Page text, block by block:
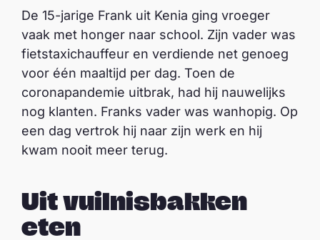
De 15-jarige Frank uit Kenia ging vroeger
vaak met honger naar school. Zijn vader was
fietstaxichauffeur en verdiende net genoeg
voor één maaltijd per dag. Toen de
coronapandemie uitbrak, had hij nauwelijks
nog klanten. Franks vader was wanhopig. Op
een dag vertrok hij naar zijn werk en hij
kwam nooit meer terug.
Uit vuilnisbakken
eten